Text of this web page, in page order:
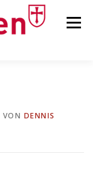
Menü
VON DENNIS